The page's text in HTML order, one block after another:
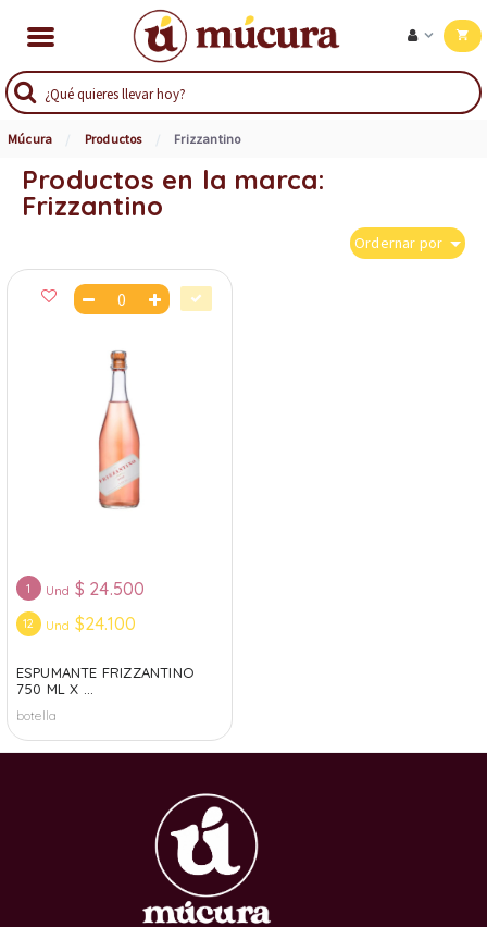
Múcura Productos Frizzantino
Productos en la marca:
Frizzantino
Ordernar por
1 Und $ 24.500
12 Und $24.100
ESPUMANTE FRIZZANTINO
750 ML X ...
botella